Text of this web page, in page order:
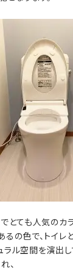
とても人気のカラ
の色で、トイレ
ル空間を演出し
、